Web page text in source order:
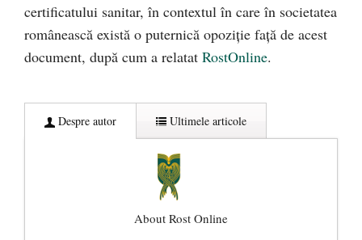
certificatului sanitar, în contextul în care în societatea
românească există o puternică opoziție față de acest
document, după cum a relatat RostOnline.
Despre autor Ultimele articole
About Rost Online